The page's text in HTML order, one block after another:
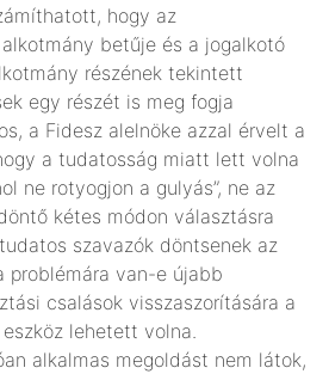
hogy az
betűje és a jogalkotó
részének tekintett
egy részét is meg fogja
a Fidesz alelnöke azzal érvelt a
a tudatosság miatt lett volna
ne rotyogjon a gulyás”, ne az
kétes módon választásra
szavazók döntsenek az
problémára van-e újabb
csalások visszaszorítására a
lehetett volna.
alkalmas megoldást nem látok,